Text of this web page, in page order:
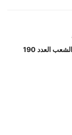
العدد 190